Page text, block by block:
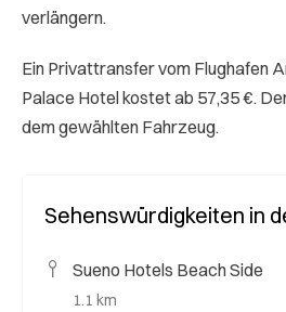
verlängern.
Ein Privattransfer vom Flughafen
Palace Hotel kostet ab 57,35 €.
dem gewählten Fahrzeug.
Sehenswürdigkeiten in
Sueno Hotels Beach Side
1.1 km